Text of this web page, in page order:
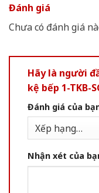
Đánh giá
Chưa có đánh giá
Hãy là người
kệ bếp 1-TKB-
Đánh giá của
Nhận xét của